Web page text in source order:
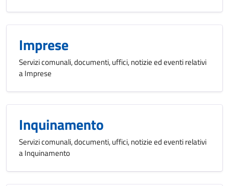
Imprese
Servizi comunali, documenti, uffici, notizie ed eventi relativi
a Imprese
Inquinamento
Servizi comunali, documenti, uffici, notizie ed eventi relativi
a Inquinamento